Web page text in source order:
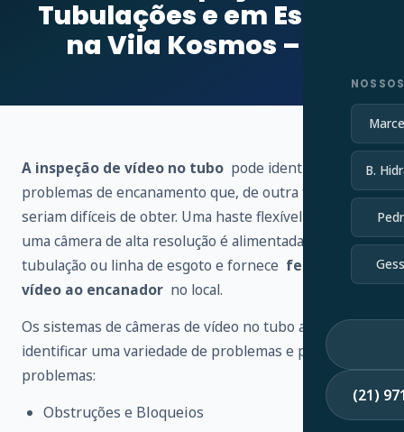
B.
(21)
Tubulações e em Esgoto
na Vila Kosmos – RJ
A inspeção de vídeo no tubo pode identificar vários
problemas de encanamento que, de outra forma,
seriam difíceis de obter. Uma haste flexível conectada a
uma câmera de alta resolução é alimentada através de
tubulação ou linha de esgoto e fornece feedback de
vídeo ao encanador no local.
Os sistemas de câmeras de vídeo no tubo ajudam a
identificar uma variedade de problemas e possíveis
problemas:
Obstruções e Bloqueios